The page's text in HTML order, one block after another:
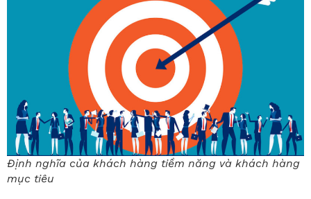
Định nghĩa của khách hàng tiềm năng và khách hàng
mục tiêu